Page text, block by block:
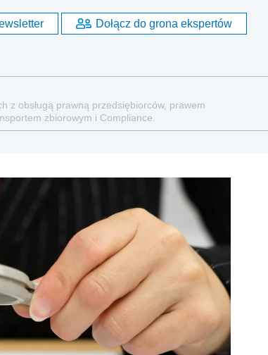
Dołącz do grona ekspertów
z obsługą prawną przedsiębiorców, prawem
zbiorowym i Compliance.